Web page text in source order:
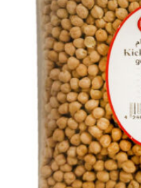
Kichererbsen
Login to see prices
Kichererbsen Khanum
Add to wishlist